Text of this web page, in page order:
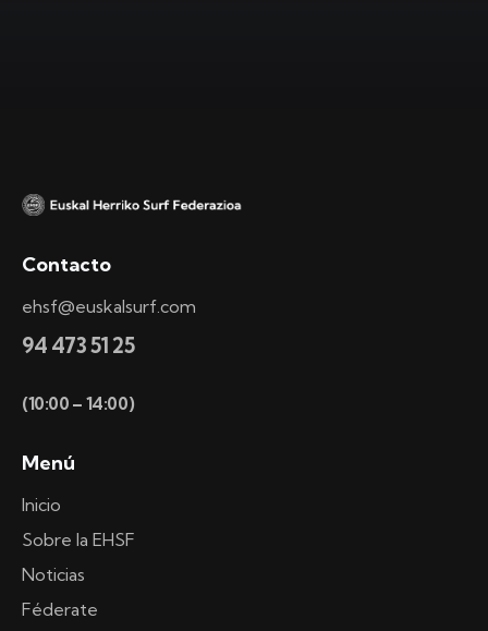
Contacto
ehsf@euskalsurf.com
94 473 51 25
(10:00 – 14:00)
Menú
Inicio
Sobre la EHSF
Noticias
Féderate